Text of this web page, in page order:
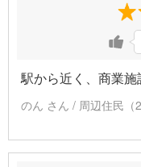
駅から近く、商業施
のん さん / 周辺住民（